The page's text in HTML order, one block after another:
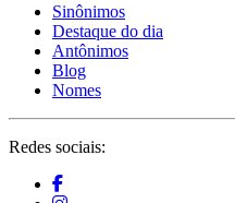
Sinônimos
Destaque do dia
Antônimos
Blog
Nomes
Redes sociais: